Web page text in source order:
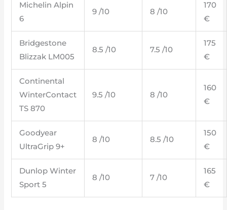
Michelin Alpin
6
9 /10 8 /10
170
€
Bridgestone
Blizzak LM005
8.5 /10 7.5 /10
175
€
Continental
WinterContact
TS 870
9.5 /10 8 /10
160
€
Goodyear
UltraGrip 9+
8 /10 8.5 /10
150
€
Dunlop Winter
Sport 5
8 /10 7 /10
165
€